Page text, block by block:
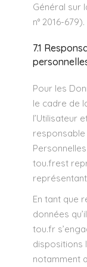
Général sur
n° 2016-679).
7.1
Pour les
le cadre de
l’Utilisateur
Personnelles
tou.frest
En tant que
données
tou.fr
dispositions
notamment